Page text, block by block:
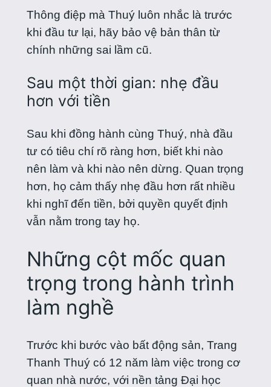
Thông điệp mà Thuý luôn nhắc là trước
khi đầu tư lại, hãy bảo vệ bản thân từ
chính những sai lầm cũ.
Sau một thời gian: nhẹ đầu
hơn với tiền
Sau khi đồng hành cùng Thuý, nhà đầu
tư có tiêu chí rõ ràng hơn, biết khi nào
nên làm và khi nào nên dừng. Quan trọng
hơn, họ cảm thấy nhẹ đầu hơn rất nhiều
khi nghĩ đến tiền, bởi quyền quyết định
vẫn nằm trong tay họ.
Những cột mốc quan
trọng trong hành trình
làm nghề
Trước khi bước vào bất động sản, Trang
Thanh Thuý có 12 năm làm việc trong cơ
quan nhà nước, với nền tảng Đại học